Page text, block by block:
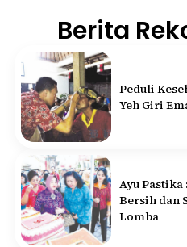
Berita
Peduli
Yeh Giri
Ayu
Bersih dan
Lomba